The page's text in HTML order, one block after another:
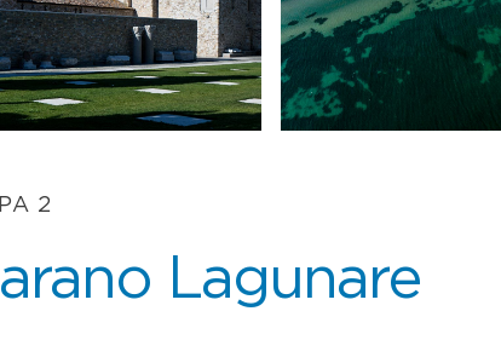
2
Lagunare